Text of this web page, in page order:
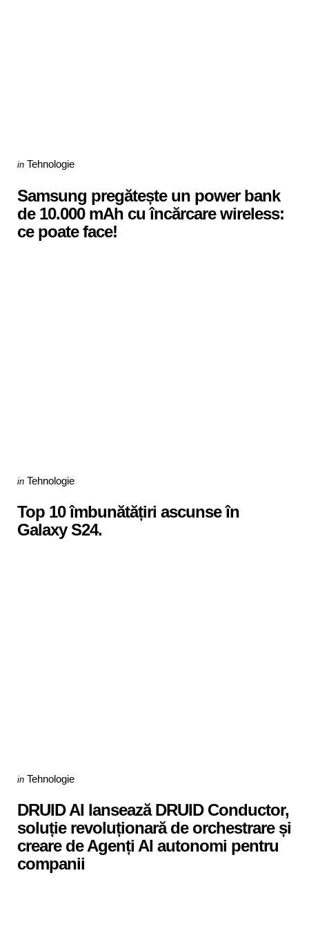
Categories
Posted
in Tehnologie
Samsung pregătește un power bank
de 10.000 mAh cu încărcare wireless:
ce poate face!
Categories
Posted
in Tehnologie
Top 10 îmbunătățiri ascunse în
Galaxy S24.
Categories
Posted
in Tehnologie
DRUID AI lansează DRUID Conductor,
soluție revoluționară de orchestrare și
creare de Agenți AI autonomi pentru
companii